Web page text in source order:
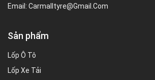
Email: Carmalltyre@gmail.com
Sản phẩm
Lốp Ô Tô
Lốp Xe Tải